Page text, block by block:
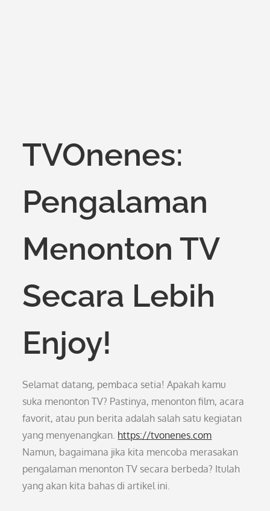
TVOnenes:
Pengalaman
Menonton TV
Secara Lebih
Enjoy!
Selamat datang, pembaca setia! Apakah kamu
suka menonton TV? Pastinya, menonton film, acara
favorit, atau pun berita adalah salah satu kegiatan
yang menyenangkan. https://tvonenes.com
Namun, bagaimana jika kita mencoba merasakan
pengalaman menonton TV secara berbeda? Itulah
yang akan kita bahas di artikel ini.